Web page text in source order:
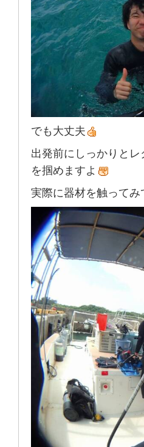
でも大丈夫
出発前にしっかりと
を掴めますよ
実際に器材を触って